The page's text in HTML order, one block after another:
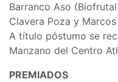
Barranco Aso
Clavera Poza y
A título póstumo se
Manzano del Centro
PREMIADOS